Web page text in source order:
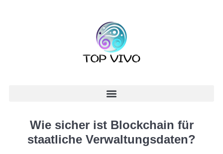
Wie sicher ist Blockchain für
staatliche Verwaltungsdaten?